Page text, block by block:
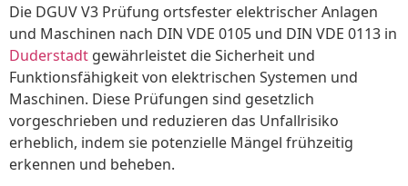
Die DGUV V3 Prüfung ortsfester elektrischer Anlagen
und Maschinen nach DIN VDE 0105 und DIN VDE 0113 in
Duderstadt gewährleistet die Sicherheit und
Funktionsfähigkeit von elektrischen Systemen und
Maschinen. Diese Prüfungen sind gesetzlich
vorgeschrieben und reduzieren das Unfallrisiko
erheblich, indem sie potenzielle Mängel frühzeitig
erkennen und beheben.